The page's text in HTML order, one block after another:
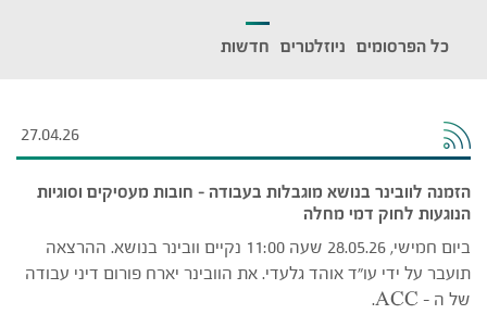
כל הפרסומים ניוזלטרים חדשות
27.04.26
הזמנה לוובינר בנושא מוגבלות בעבודה – חובות מעסיקים וסוגיות
הנוגעות לחוק דמי מחלה
ביום חמישי, 28.05.26 שעה 11:00 נקיים וובינר בנושא. ההרצאה
תועבר על ידי עו"ד אוהד גלעדי. את הוובינר יארח פורום דיני עבודה
של ה – ACC.